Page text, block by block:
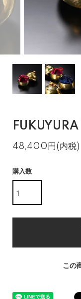
48,400円(内税)
購入数
この